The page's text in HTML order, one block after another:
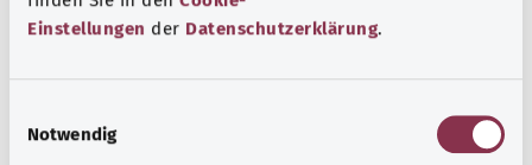
Einstellungen der Datenschutzerklärung.
Notwendig